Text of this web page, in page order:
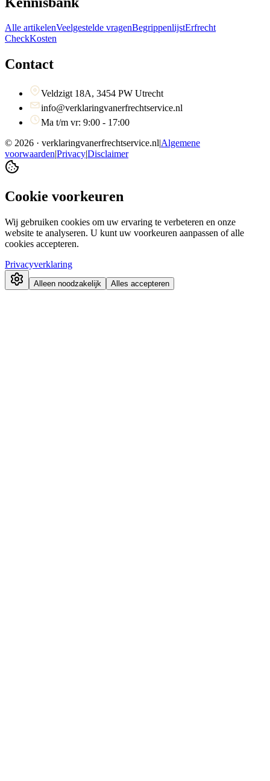
Alle artikelenVeelgestelde vragenBegrippenlijstErfrecht
CheckKosten
Contact
Veldzigt 18A, 3454 PW Utrecht
info@verklaringvanerfrechtservice.nl
Ma t/m vr: 9:00 - 17:00
© 2026 · verklaringvanerfrechtservice.nl|Algemene
voorwaarden|Privacy|Disclaimer
Cookie voorkeuren
Wij gebruiken cookies om uw ervaring te verbeteren en onze
website te analyseren. U kunt uw voorkeuren aanpassen of alle
cookies accepteren.
Privacyverklaring
Alleen noodzakelijk Alles accepteren